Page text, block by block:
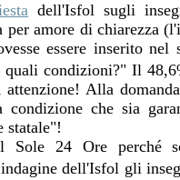
dell'Isfol sugli
amore di chiarezza
essere inserito nel
condizioni?" Il
attenzione! Alla
che sia
statale"!
24 Ore perché
dell'Isfol gli